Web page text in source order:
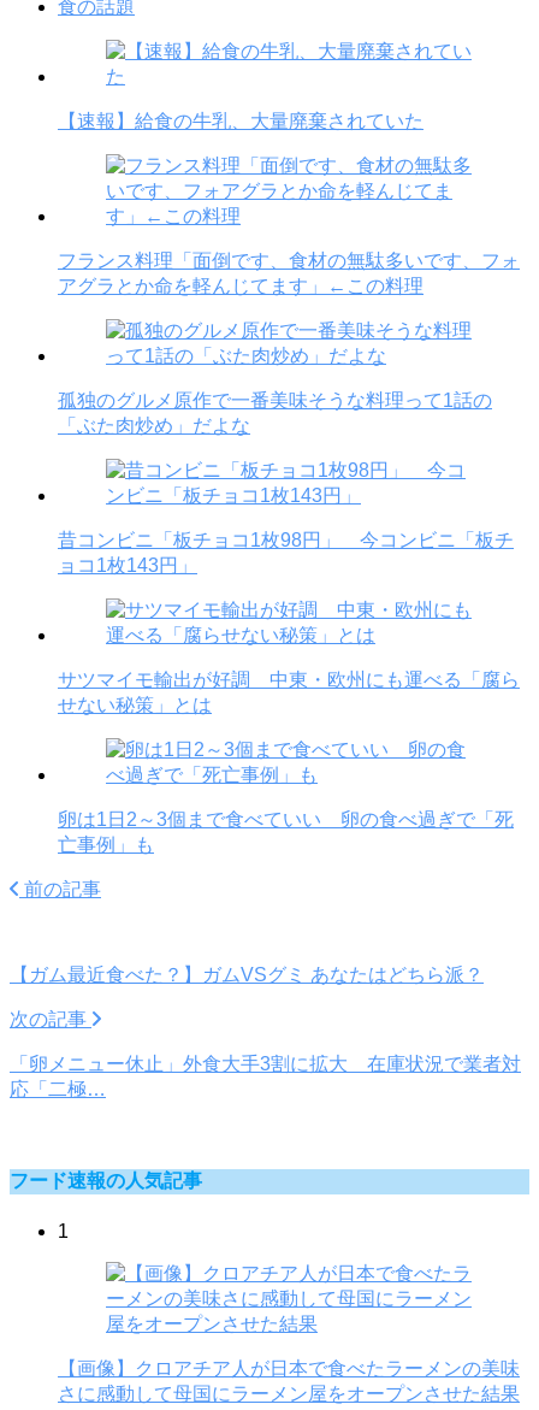
食の話題
【速報】給食の牛乳、大量廃棄されていた
フランス料理「面倒です、食材の無駄多いです、フォ
アグラとか命を軽んじてます」←この料理
孤独のグルメ原作で一番美味そうな料理って1話の
「ぶた肉炒め」だよな
昔コンビニ「板チョコ1枚98円」 今コンビニ「板チ
ョコ1枚143円」
サツマイモ輸出が好調 中東・欧州にも運べる「腐ら
せない秘策」とは
卵は1日2～3個まで食べていい 卵の食べ過ぎで「死
亡事例」も
前の記事
【ガム最近食べた？】ガムVSグミ あなたはどちら派？
次の記事
「卵メニュー休止」外食大手3割に拡大 在庫状況で業者対
応「二極…
フード速報の人気記事
1
【画像】クロアチア人が日本で食べたラーメンの美味
さに感動して母国にラーメン屋をオープンさせた結果